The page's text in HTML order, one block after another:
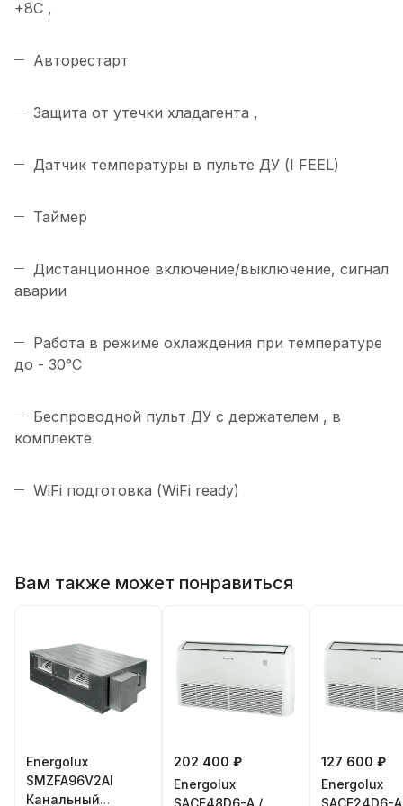
+8С ,
Авторестарт
Защита от утечки хладагента ,
Датчик температуры в пульте ДУ (I FEEL)
Таймер
Дистанционное включение/выключение, сигнал
аварии
Работа в режиме охлаждения при температуре
до - 30°C
Беспроводной пульт ДУ с держателем , в
комплекте
WiFi подготовка (WiFi ready)
Вам также может понравиться
Energolux
SMZFA96V2AI
Канальный
202 400 ₽
Energolux
SAСF48D6-A /
127 600 ₽
Energolux
SAСF24D6-